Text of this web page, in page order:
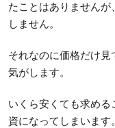
たことはありません
しません。
それなのに価格だけ見
気がします。
いくら安くても求め
資になってしまいます。